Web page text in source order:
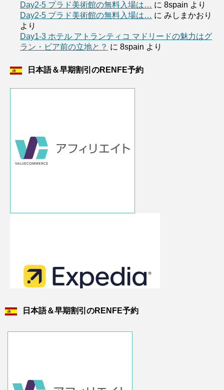
Day2-5 プラド美術館の無料入場は… に 8spain より
Day2-5 プラド美術館の無料入場は… に みしまかおり
より
Day1-3 ホテル アトランティコ マドリードの魅力はグ
ラン・ビア前の立地と？ に 8spain より
日本語＆早期割引のRENFE予約
日本語＆早期割引のRENFE予約